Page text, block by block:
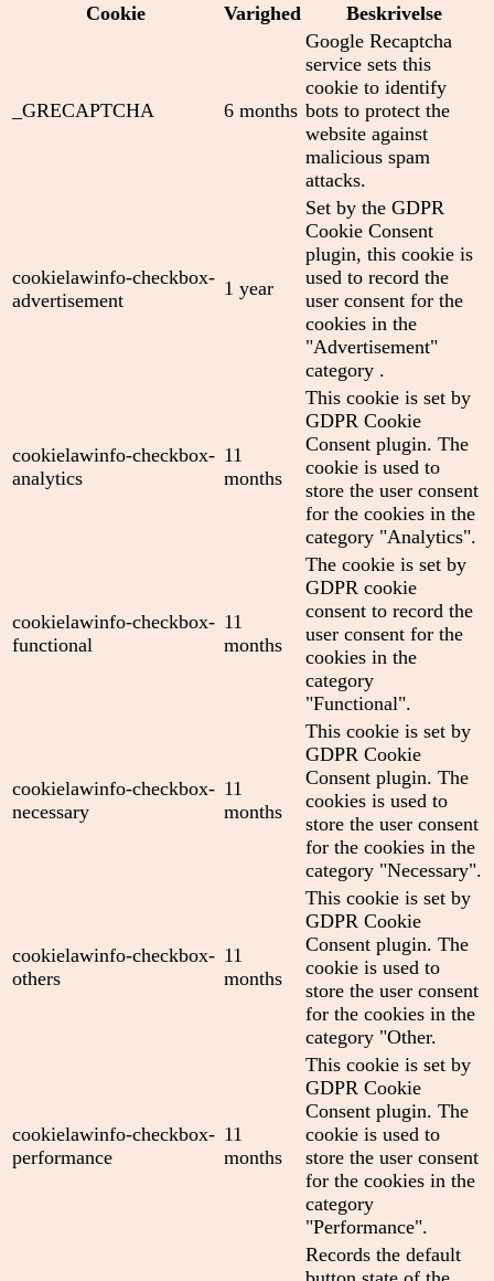
Cookie
Varighed Beskrivelse
_GRECAPTCHA 6 months
Google Recaptcha
service sets this
cookie to identify
bots to protect the
website against
malicious spam
attacks.
cookielawinfo-checkbox-
advertisement
1 year
Set by the GDPR
Cookie Consent
plugin, this cookie is
used to record the
user consent for the
cookies in the
"Advertisement"
category .
cookielawinfo-checkbox-
analytics
11
months
This cookie is set by
GDPR Cookie
Consent plugin. The
cookie is used to
store the user consent
for the cookies in the
category "Analytics".
cookielawinfo-checkbox-
functional
11
months
The cookie is set by
GDPR cookie
consent to record the
user consent for the
cookies in the
category
"Functional".
cookielawinfo-checkbox-
necessary
11
months
This cookie is set by
GDPR Cookie
Consent plugin. The
cookies is used to
store the user consent
for the cookies in the
category "Necessary".
cookielawinfo-checkbox-
others
11
months
This cookie is set by
GDPR Cookie
Consent plugin. The
cookie is used to
store the user consent
for the cookies in the
category "Other.
cookielawinfo-checkbox-
performance
11
months
This cookie is set by
GDPR Cookie
Consent plugin. The
cookie is used to
store the user consent
for the cookies in the
category
"Performance".
Records the default